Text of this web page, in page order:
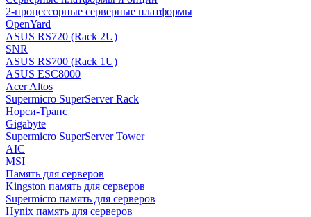
2-процессорные серверные платформы
OpenYard
ASUS RS720 (Rack 2U)
SNR
ASUS RS700 (Rack 1U)
ASUS ESC8000
Acer Altos
Supermicro SuperServer Rack
Норси-Транс
Gigabyte
Supermicro SuperServer Tower
AIC
MSI
Память для серверов
Kingston память для серверов
Supermicro память для серверов
Hynix память для серверов